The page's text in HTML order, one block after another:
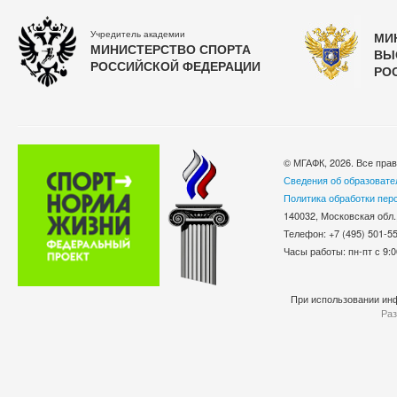
Учредитель академии
МИНИСТЕРСТВО СПОРТА
РОССИЙСКОЙ ФЕДЕРАЦИИ
© МГАФК, 2026. Все
Сведения об
Политика обработки
140032, Московская
Телефон: +7 (495)
Часы работы: пн-пт с
При использовании